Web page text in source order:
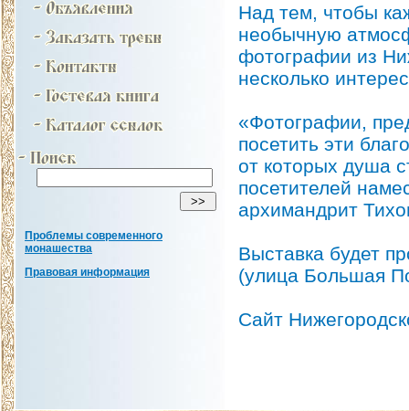
Проблемы современного
монашества
Правовая информация
Над тем, чтобы
необычную
фотографии из
несколько
«Фотографии,
посетить эти
от которых душа
посетителей
архимандрит
Выставка будет
(улица Большая
Сайт